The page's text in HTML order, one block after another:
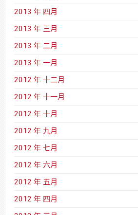
2013 年 四月
2013 年 三月
2013 年 二月
2013 年 一月
2012 年 十二月
2012 年 十一月
2012 年 十月
2012 年 九月
2012 年 七月
2012 年 六月
2012 年 五月
2012 年 四月